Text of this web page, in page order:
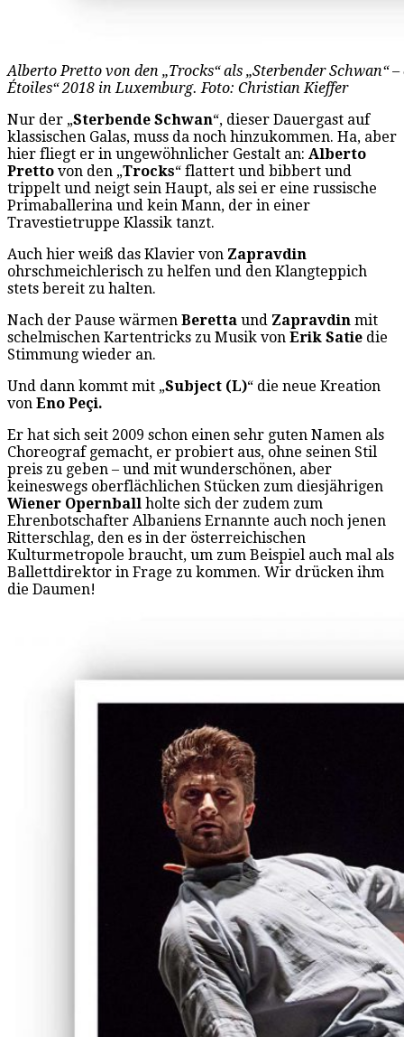
Alberto Pretto von den „Trocks“ als „Sterbender Schwan“
Étoiles“ 2018 in Luxemburg. Foto: Christian Kieffer
Nur der „Sterbende Schwan“, dieser Dauergast auf
klassischen Galas, muss da noch hinzukommen. Ha, aber
hier fliegt er in ungewöhnlicher Gestalt an: Alberto
Pretto von den „Trocks“ flattert und bibbert und
trippelt und neigt sein Haupt, als sei er eine russische
Primaballerina und kein Mann, der in einer
Travestietruppe Klassik tanzt.
Auch hier weiß das Klavier von Zapravdin
ohrschmeichlerisch zu helfen und den Klangteppich
stets bereit zu halten.
Nach der Pause wärmen Beretta und Zapravdin mit
schelmischen Kartentricks zu Musik von Erik Satie die
Stimmung wieder an.
Und dann kommt mit „Subject (L)“ die neue Kreation
von Eno Peçi.
Er hat sich seit 2009 schon einen sehr guten Namen als
Choreograf gemacht, er probiert aus, ohne seinen Stil
preis zu geben – und mit wunderschönen, aber
keineswegs oberflächlichen Stücken zum diesjährigen
Wiener Opernball holte sich der zudem zum
Ehrenbotschafter Albaniens Ernannte auch noch jenen
Ritterschlag, den es in der österreichischen
Kulturmetropole braucht, um zum Beispiel auch mal als
Ballettdirektor in Frage zu kommen. Wir drücken ihm
die Daumen!